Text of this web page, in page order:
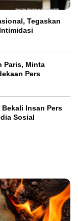
Tegaskan
Paris, Minta
Pers
Insan Pers
Sosial